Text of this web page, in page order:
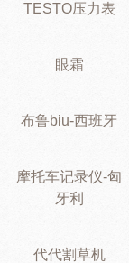
TESTO压力表
眼霜
布鲁biu-西班牙
摩托车记录仪-匈
牙利
代代割草机